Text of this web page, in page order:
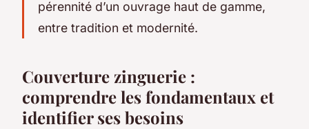
pérennité d’un ouvrage haut de gamme,
entre tradition et modernité.
Couverture zinguerie :
comprendre les fondamentaux et
identifier ses besoins